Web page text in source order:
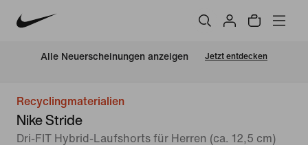
Alle Neuerscheinungen anzeigen Jetzt entdecken
Recyclingmaterialien
Nike Stride
Dri-FIT Hybrid-Laufshorts für Herren (ca. 12,5 cm)